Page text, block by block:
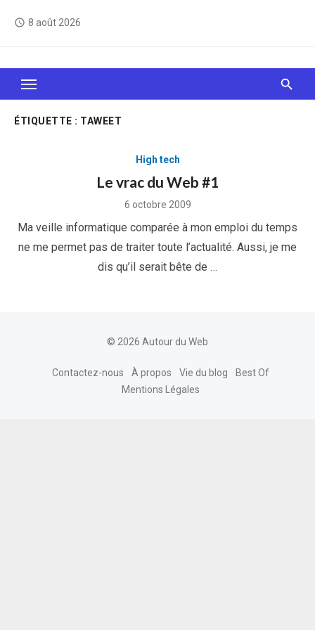
access_time 8 août 2026
Le Web, c'est comme une boîte de chocolats… On
sait jamais sur quoi on va tomber !
ÉTIQUETTE : TAWEET
High tech
Le vrac du Web #1
Posted
6 octobre 2009
Ma veille informatique comparée à mon emploi du temps
ne me permet pas de traiter toute l’actualité. Aussi, je me
dis qu’il serait bête de …
© 2026 Autour du Web
Contactez-nous À propos Vie du blog
Best Of
Mentions Légales